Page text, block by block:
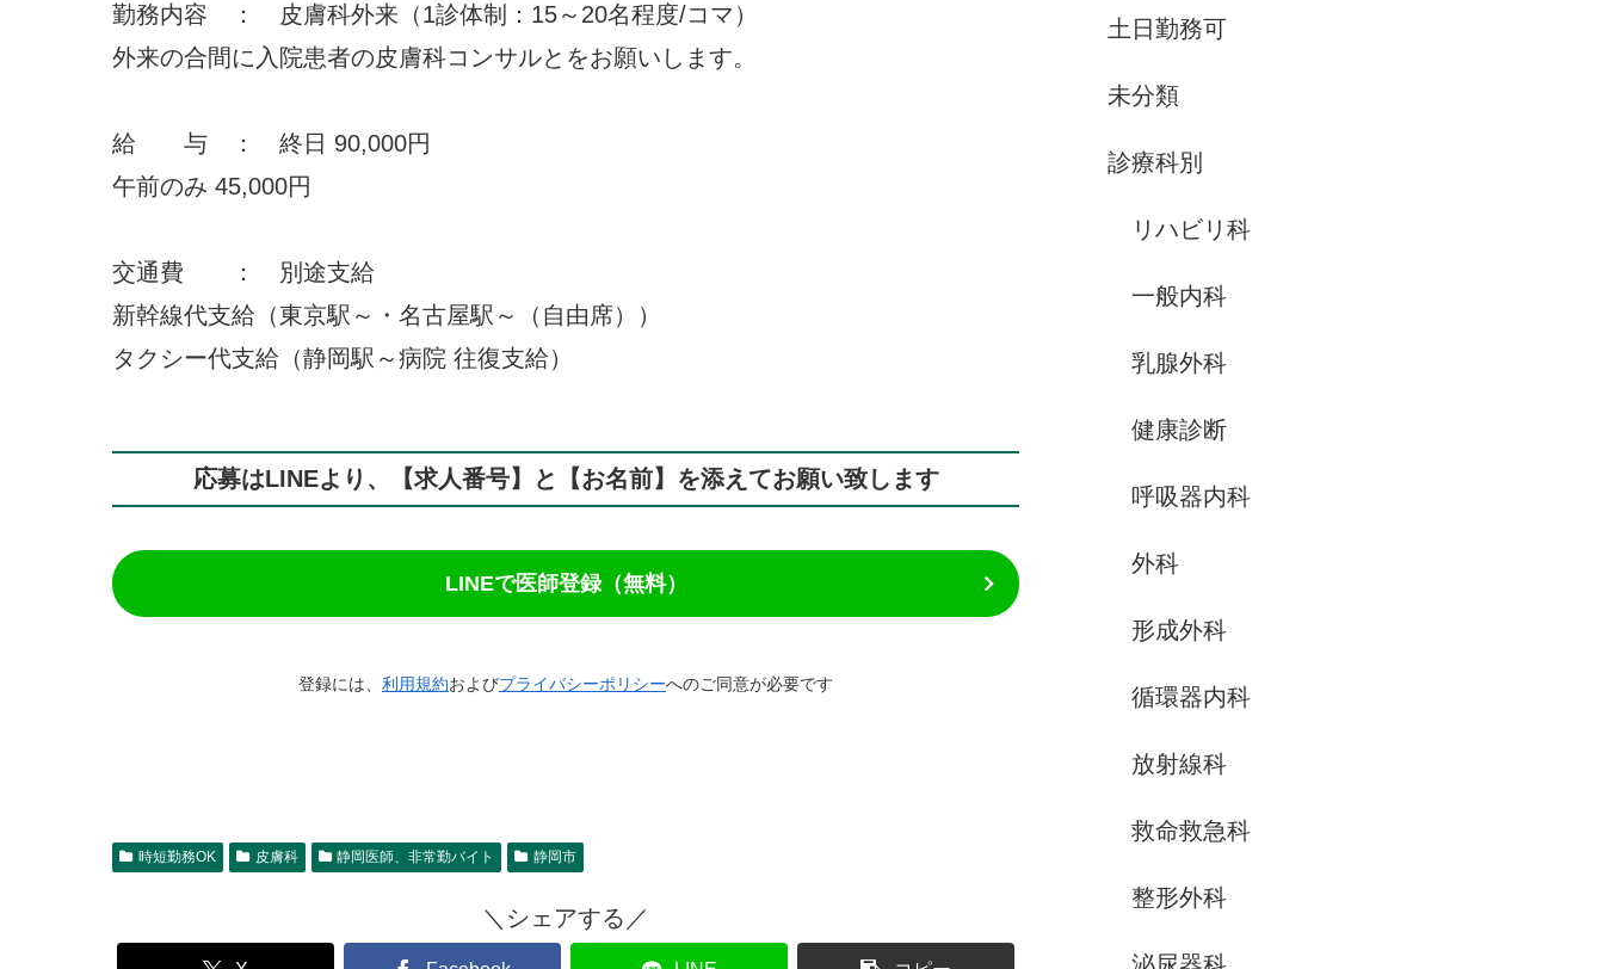
勤務内容 ： 皮膚科外来（1診体制：15～20名程度/コマ）
外来の合間に入院患者の皮膚科コンサルとをお願いします。
給 与 ： 終日 90,000円
午前のみ 45,000円
交通費 ： 別途支給
新幹線代支給（東京駅～・名古屋駅～（自由席））
タクシー代支給（静岡駅～病院 往復支給）
応募はLINEより、【求人番号】と【お名前】を添えてお願い致します
LINEで医師登録（無料）
登録には、 利用規約およびプライバシーポリシーへのご同意が必要です
時短勤務OK 皮膚科 静岡医師、非常勤バイト 静岡市
＼シェアする／
土日勤務可
未分類
診療科別
リハビリ科
一般内科
乳腺外科
健康診断
呼吸器内科
外科
形成外科
循環器内科
放射線科
救命救急科
整形外科